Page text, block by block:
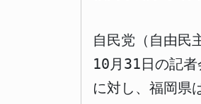
自民党（自由民
10月31日の記
に対し、福岡県